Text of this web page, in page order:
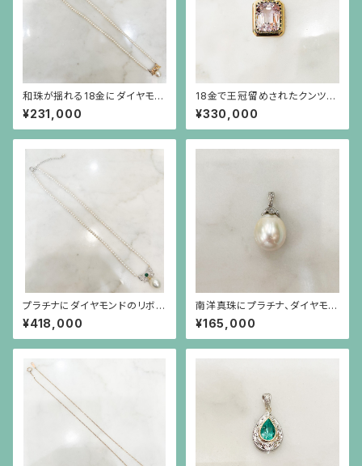
和珠が揺れる18金にダイヤモン
ドのリボンを小さなパールで繋
いだネックレス
¥231,000
18金で王冠留めされたクンツァ
イト（18ct）とルビーのペンダン
ト（チェーン別）
¥330,000
プラチナにダイヤモンドのリボ
ン、カボーションのエメラルドに
南洋真珠が揺れる、小さなパー
ルのネックレス
¥418,000
南洋真珠にプラチナ、ダイヤモン
ド、芥子パールの金具のペンダン
ト
¥165,000